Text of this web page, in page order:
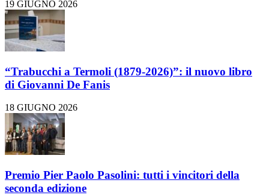
19 GIUGNO 2026
“Trabucchi a Termoli (1879-2026)”: il nuovo libro
di Giovanni De Fanis
18 GIUGNO 2026
Premio Pier Paolo Pasolini: tutti i vincitori della
seconda edizione